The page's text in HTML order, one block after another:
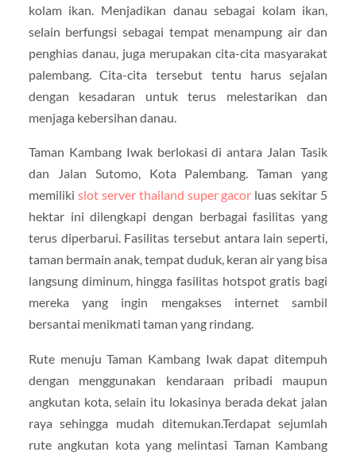
kolam ikan. Menjadikan danau sebagai kolam ikan,
selain berfungsi sebagai tempat menampung air dan
penghias danau, juga merupakan cita-cita masyarakat
palembang. Cita-cita tersebut tentu harus sejalan
dengan kesadaran untuk terus melestarikan dan
menjaga kebersihan danau.
Taman Kambang Iwak berlokasi di antara Jalan Tasik
dan Jalan Sutomo, Kota Palembang. Taman yang
memiliki slot server thailand super gacor luas sekitar 5
hektar ini dilengkapi dengan berbagai fasilitas yang
terus diperbarui. Fasilitas tersebut antara lain seperti,
taman bermain anak, tempat duduk, keran air yang bisa
langsung diminum, hingga fasilitas hotspot gratis bagi
mereka yang ingin mengakses internet sambil
bersantai menikmati taman yang rindang.
Rute menuju Taman Kambang Iwak dapat ditempuh
dengan menggunakan kendaraan pribadi maupun
angkutan kota, selain itu lokasinya berada dekat jalan
raya sehingga mudah ditemukan.Terdapat sejumlah
rute angkutan kota yang melintasi Taman Kambang